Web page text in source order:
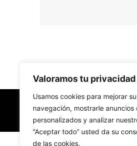
Valoramos tu privacidad
Usamos cookies para mejorar
navegación, mostrarle anuncios
personalizados y analizar
“Aceptar todo” usted da su
de las cookies.